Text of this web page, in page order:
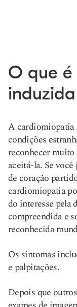
O que
A cardiomiopatia
condições
reconhecer
aceitá-la. Se
de coração
cardiomiopatia
do interesse pela
compreendida e
reconhecida
Os sintomas
e palpitações.
Depois que